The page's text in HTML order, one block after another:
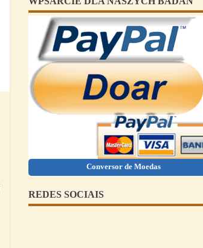
Conversor de Moedas
REDES SOCIAIS